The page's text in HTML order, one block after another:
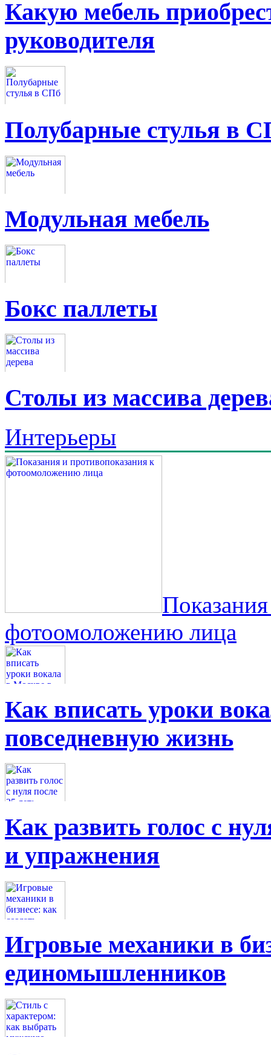
Какую мебель
руководителя
Полубарные стулья в
Модульная мебель
Бокс паллеты
Столы из массива
Интерьеры
фотоомоложению лица
Как вписать уроки
повседневную жизнь
Как развить голос с
и упражнения
Игровые механики в
единомышленников